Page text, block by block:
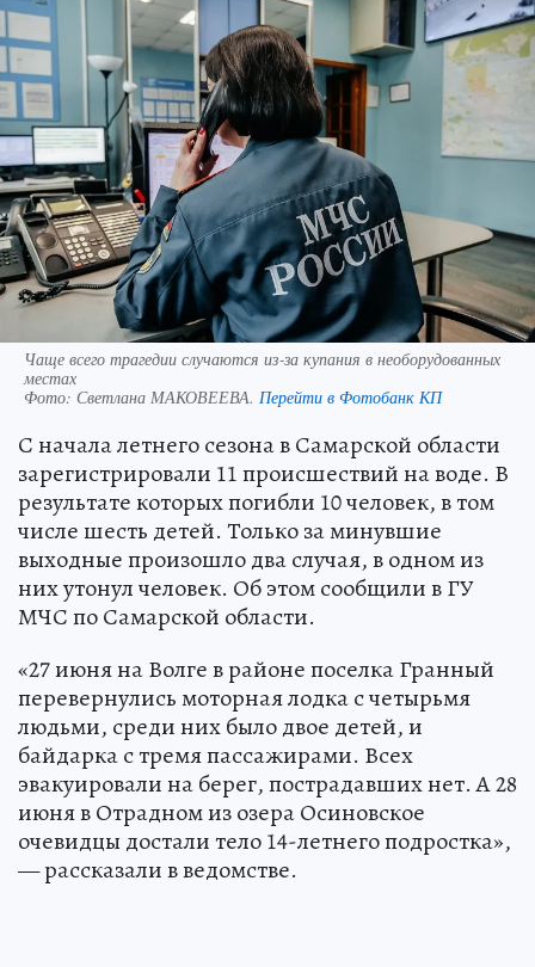
Чаще всего трагедии случаются из‑за купания в необорудованных
местах
Фото: Светлана МАКОВЕЕВА. Перейти в Фотобанк КП
С начала летнего сезона в Самарской области
зарегистрировали 11 происшествий на воде. В
результате которых погибли 10 человек, в том
числе шесть детей. Только за минувшие
выходные произошло два случая, в одном из
них утонул человек. Об этом сообщили в ГУ
МЧС по Самарской области.
«27 июня на Волге в районе поселка Гранный
перевернулись моторная лодка с четырьмя
людьми, среди них было двое детей, и
байдарка с тремя пассажирами. Всех
эвакуировали на берег, пострадавших нет. А 28
июня в Отрадном из озера Осиновское
очевидцы достали тело 14-летнего подростка»,
— рассказали в ведомстве.